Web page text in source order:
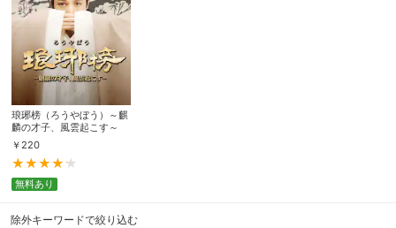
琅琊榜（ろうやぼう）～麒
麟の才子、風雲起こす～
￥ 220
無料あり
除外キーワードで絞り込む